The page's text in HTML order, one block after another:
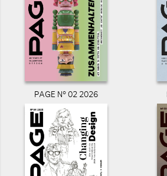
PAGE N° 02 2026